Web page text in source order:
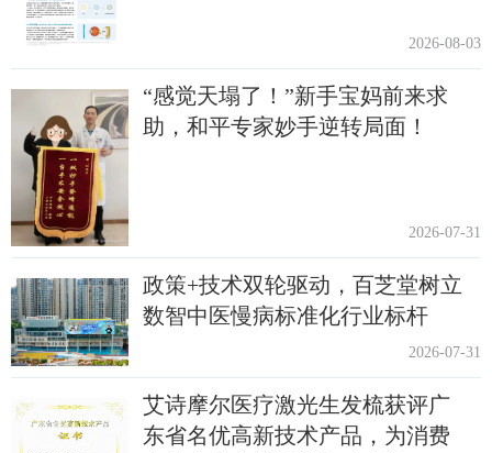
2026-08-03
“感觉天塌了！”新手宝妈前来求
助，和平专家妙手逆转局面！
2026-07-31
政策+技术双轮驱动，百芝堂树立
数智中医慢病标准化行业标杆
2026-07-31
艾诗摩尔医疗激光生发梳获评广
东省名优高新技术产品，为消费